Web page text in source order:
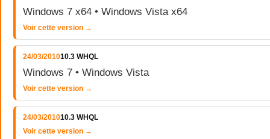
Windows 7 x64 • Windows Vista x64
Voir cette version →
24/03/201010.3 WHQL
Windows 7 • Windows Vista
Voir cette version →
24/03/201010.3 WHQL
Voir cette version →